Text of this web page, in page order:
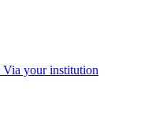
Via your institution